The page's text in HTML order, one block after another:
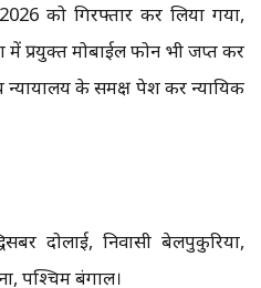
को गिरफ्तार कर लिया गया,
प्रयुक्त मोबाईल फोन भी जप्त कर
न्यायालय के समक्ष पेश कर न्यायिक
दोलाई, निवासी बेलपुकुरिया,
पश्चिम बंगाल।